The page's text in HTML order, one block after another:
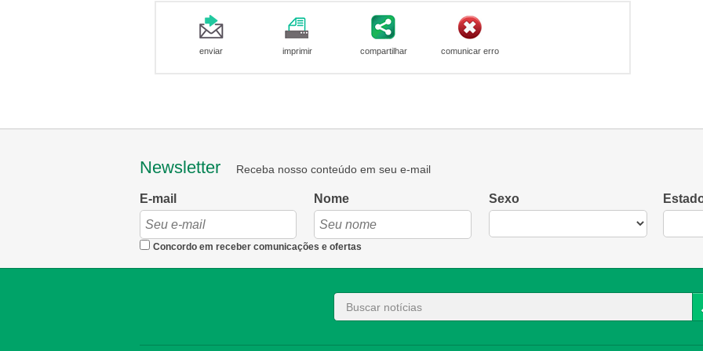
enviar imprimir compartilhar comunicar erro
Newsletter Receba nosso conteúdo em seu e-mail
E-mail Nome Sexo
Concordo em receber comunicações e ofertas